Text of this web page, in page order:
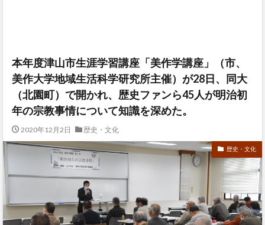
本年度津山市生涯学習講座「美作学講座」（市、
美作大学地域生活科学研究所主催）が28日、同大
（北園町）で開かれ、歴史ファンら45人が明治初
年の宗教事情について知識を深めた。
2020年12月2日 歴史・文化
歴史・文化